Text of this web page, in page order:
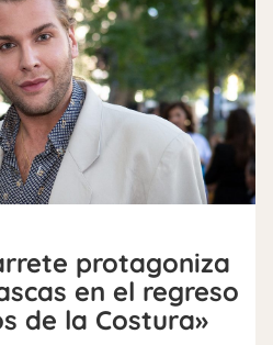
protagoniza
en el regreso
de la Costura»